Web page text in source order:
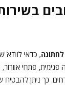
לחתונה, כדאי לוודא
פתחי
כך ניתן להבטיח